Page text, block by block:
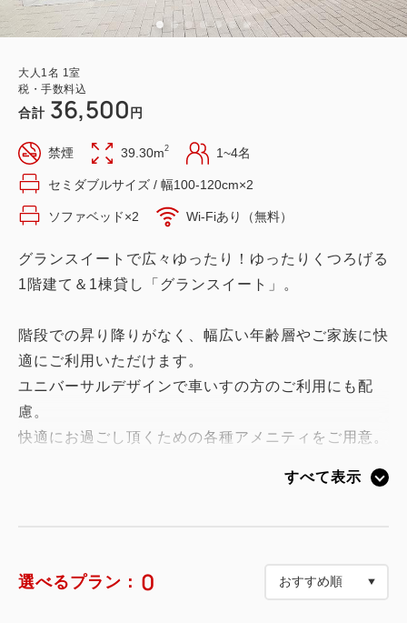
大人 1 名 1 室
税・手数料込
合計 36,500円
禁煙 39.30m2 1~4名
セミダブルサイズ / 幅100-120cm×2
ソファベッド×2 Wi-Fiあり（無料）
グランスイートで広々ゆったり！ゆったりくつろげる
1階建て＆1棟貸し「グランスイート」。
階段での昇り降りがなく、幅広い年齢層やご家族に快
適にご利用いただけます。
ユニバーサルデザインで車いすの方のご利用にも配
慮。
快適にお過ごし頂くための各種アメニティをご用意。
えソファベッドをエキストラベッドとしてご利用いた
だけるお部屋です。
すべて表示
選べるプラン： 0